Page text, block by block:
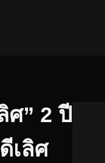
ศ” 2 ปี
เลิศ